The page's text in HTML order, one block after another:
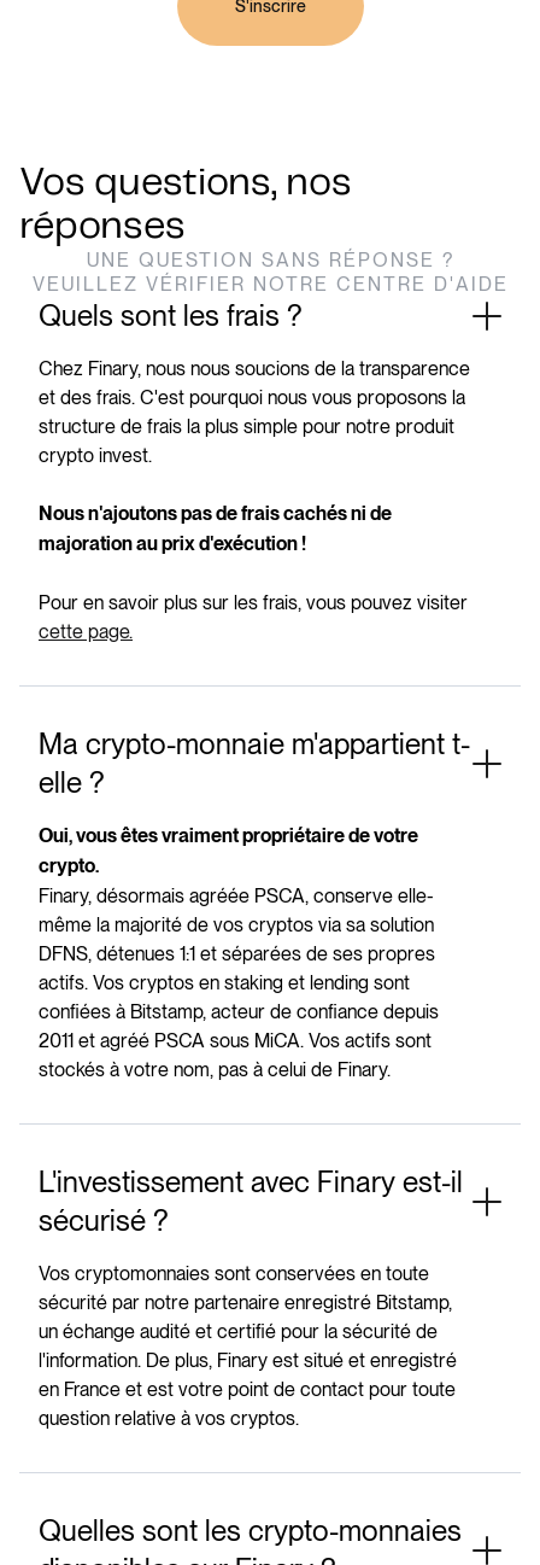
S'inscrire
Vos questions, nos
réponses
UNE QUESTION SANS RÉPONSE ?
VEUILLEZ VÉRIFIER NOTRE CENTRE D'AIDE
Quels sont les frais ?
Chez Finary, nous nous soucions de la transparence
et des frais. C'est pourquoi nous vous proposons la
structure de frais la plus simple pour notre produit
crypto invest.
Nous n'ajoutons pas de frais cachés ni de
majoration au prix d'exécution !
Pour en savoir plus sur les frais, vous pouvez visiter
cette page.
Ma crypto-monnaie m'appartient t-
elle ?
Oui, vous êtes vraiment propriétaire de votre
crypto.
Finary, désormais agréée PSCA, conserve elle-
même la majorité de vos cryptos via sa solution
DFNS, détenues 1:1 et séparées de ses propres
actifs. Vos cryptos en staking et lending sont
confiées à Bitstamp, acteur de confiance depuis
2011 et agréé PSCA sous MiCA. Vos actifs sont
stockés à votre nom, pas à celui de Finary.
L'investissement avec Finary est-il
sécurisé ?
Vos cryptomonnaies sont conservées en toute
sécurité par notre partenaire enregistré Bitstamp,
un échange audité et certifié pour la sécurité de
l'information. De plus, Finary est situé et enregistré
en France et est votre point de contact pour toute
question relative à vos cryptos.
Quelles sont les crypto-monnaies